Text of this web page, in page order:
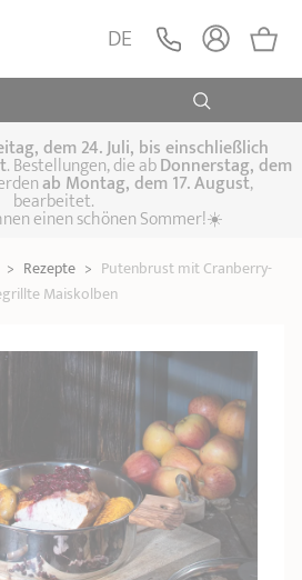
DE
Sauteusen Crêpepfannen
Schmortöpfe,
Fleischtöpfe Suppentöpfe
Plancha-
Grillplatten
Marmelade
Espressokocher Teekannen
Stiel- und
Seitengriffe Praktische Küche
Auswahl
dem 24. Juli, bis einschließlich
. Bestellungen, die abDonnerstag, dem
ab Montag, dem 17. August,
bearbeitet.
einen schönen Sommer!☀️
> Rezepte > Putenbrust mit Cranberry-
Maiskolben